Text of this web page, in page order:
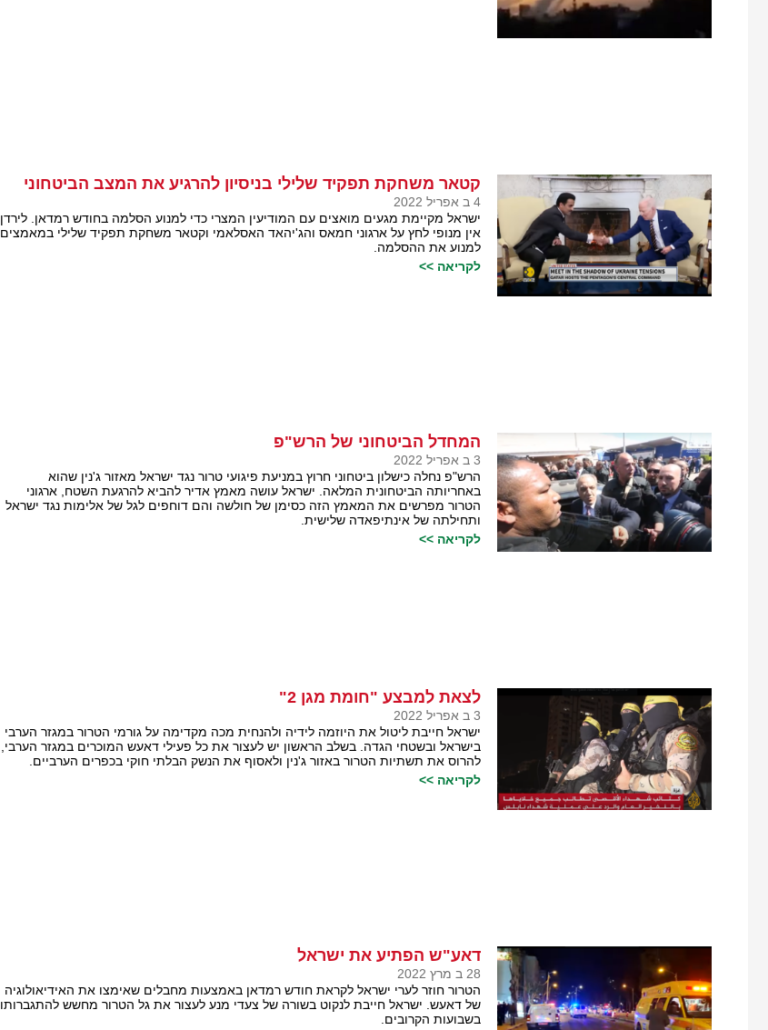
קטאר משחקת תפקיד שלילי בניסיון להרגיע את המצב הביטחוני
4 ב אפריל 2022
ישראל מקיימת מגעים מואצים עם המודיעין המצרי כדי למנוע הסלמה בחודש רמדאן. לירדן
אין מנופי לחץ על ארגוני חמאס והג'יהאד האסלאמי וקטאר משחקת תפקיד שלילי במאמצים
למנוע את ההסלמה.
לקריאה >>
המחדל הביטחוני של הרש"פ
3 ב אפריל 2022
הרש"פ נחלה כישלון ביטחוני חרוץ במניעת פיגועי טרור נגד ישראל מאזור ג'נין שהוא
באחריותה הביטחונית המלאה. ישראל עושה מאמץ אדיר להביא להרגעת השטח, ארגוני
הטרור מפרשים את המאמץ הזה כסימן של חולשה והם דוחפים לגל של אלימות נגד ישראל
ותחילתה של אינתיפאדה שלישית.
לקריאה >>
לצאת למבצע "חומת מגן 2"
3 ב אפריל 2022
ישראל חייבת ליטול את היוזמה לידיה ולהנחית מכה מקדימה על גורמי הטרור במגזר הערבי
בישראל ובשטחי הגדה. בשלב הראשון יש לעצור את כל פעילי דאעש המוכרים במגזר הערבי,
להרוס את תשתיות הטרור באזור ג'נין ולאסוף את הנשק הבלתי חוקי בכפרים הערביים.
לקריאה >>
דאע"ש הפתיע את ישראל
28 ב מרץ 2022
הטרור חוזר לערי ישראל לקראת חודש רמדאן באמצעות מחבלים שאימצו את האידיאולוגיה
של דאעש. ישראל חייבת לנקוט בשורה של צעדי מנע לעצור את גל הטרור מחשש להתגברותו
בשבועות הקרובים.